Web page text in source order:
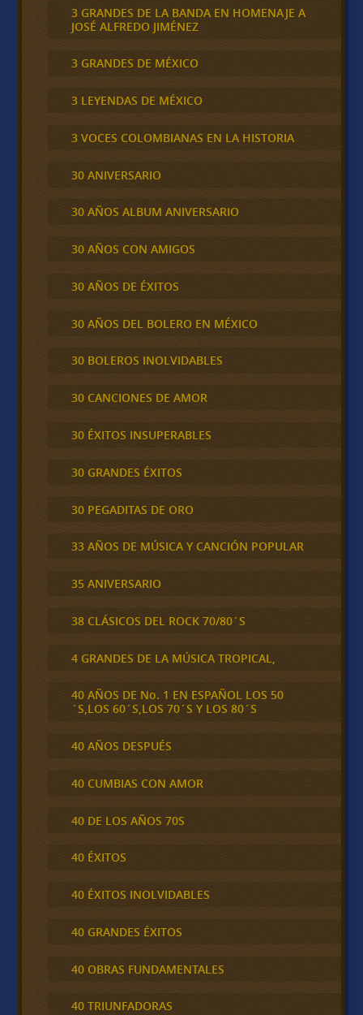
3 GRANDES DE LA BANDA EN HOMENAJE A
JOSÉ ALFREDO JIMÉNEZ
3 GRANDES DE MÉXICO
3 LEYENDAS DE MÉXICO
3 VOCES COLOMBIANAS EN LA HISTORIA
30 ANIVERSARIO
30 AÑOS ALBUM ANIVERSARIO
30 AÑOS CON AMIGOS
30 AÑOS DE ÉXITOS
30 AÑOS DEL BOLERO EN MÉXICO
30 BOLEROS INOLVIDABLES
30 CANCIONES DE AMOR
30 ÉXITOS INSUPERABLES
30 GRANDES ÉXITOS
30 PEGADITAS DE ORO
33 AÑOS DE MÚSICA Y CANCIÓN POPULAR
35 ANIVERSARIO
38 CLÁSICOS DEL ROCK 70/80´S
4 GRANDES DE LA MÚSICA TROPICAL,
40 AÑOS DE No. 1 EN ESPAÑOL LOS 50
´S,LOS 60´S,LOS 70´S Y LOS 80´S
40 AÑOS DESPUÉS
40 CUMBIAS CON AMOR
40 DE LOS AÑOS 70S
40 ÉXITOS
40 ÉXITOS INOLVIDABLES
40 GRANDES ÉXITOS
40 OBRAS FUNDAMENTALES
40 TRIUNFADORAS